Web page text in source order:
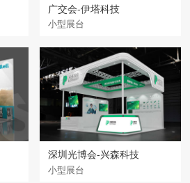
广交会-伊塔科技
小型展台
深圳光博会-兴森科技
小型展台